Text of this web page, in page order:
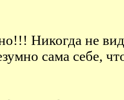
Никогда не
сама себе,